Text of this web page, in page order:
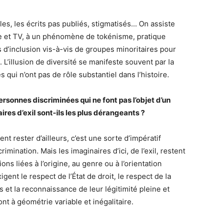
les écrits pas publiés, stigmatisés… On assiste
TV, à un phénomène de tokénisme, pratique
vis-à-vis de groupes minoritaires pour
de diversité se manifeste souvent par la
n’ont pas de rôle substantiel dans l’histoire.
discriminées qui ne font pas l’objet d’un
d’exil sont-ils les plus dérangeants ?
rester d’ailleurs, c’est une sorte d’impératif
Mais les imaginaires d’ici, de l’exil, restent
liées à l’origine, au genre ou à l’orientation
le respect de l’État de droit, le respect de la
et la reconnaissance de leur légitimité pleine et
à géométrie variable et inégalitaire.